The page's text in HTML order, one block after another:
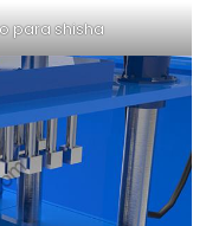
para shisha